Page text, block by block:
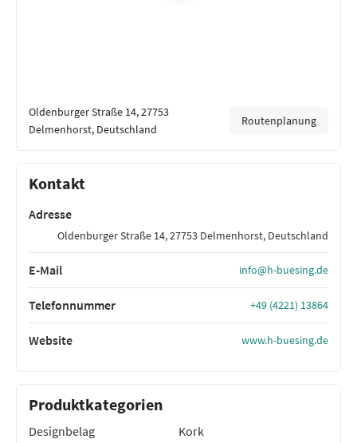
Oldenburger Straße 14, 27753
Delmenhorst, Deutschland
Routenplanung
Kontakt
Adresse
Oldenburger Straße 14, 27753 Delmenhorst, Deutschland
E-Mail info@h-buesing.de
Telefonnummer +49 (4221) 13864
Website www.h-buesing.de
Produktkategorien
Designbelag
Kork